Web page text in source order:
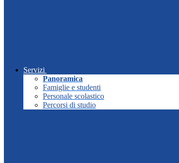
Servizi
Panoramica
Famiglie e studenti
Personale scolastico
Percorsi di studio